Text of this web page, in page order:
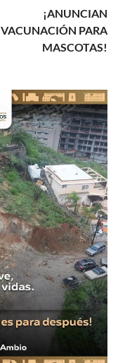
¡ANUNCIAN
VACUNACIÓN PARA
MASCOTAS!